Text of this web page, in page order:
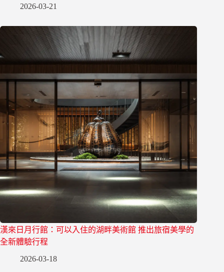
2026-03-21
漢來日月行館：可以入住的湖畔美術館 推出旅宿美學的
全新體驗行程
2026-03-18